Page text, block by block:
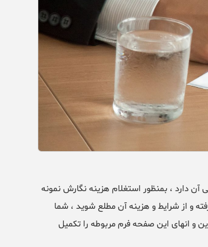
دارد ، بمنظور استغلام هزینه نگارش نمونه
و از شرایط و هزینه آن مطلع شوید ، شما
و انهای این صفحه فرم مربوطه را تکمیل